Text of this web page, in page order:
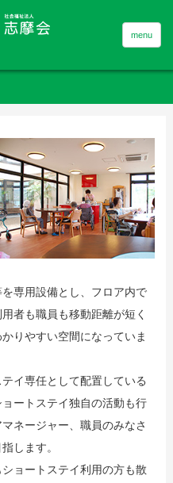
menu
専用設備とし、フロア内で
者も職員も移動距離が短く
りやすい空間になっていま
イ専任として配置している
ートステイ独自の活動も行
ネージャー、職員のみなさ
します。
ョートステイ利用の方も散